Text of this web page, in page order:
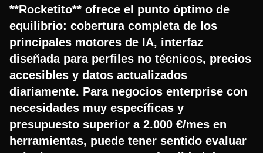
**Rocketito** ofrece el punto óptimo de
equilibrio: cobertura completa de los
principales motores de IA, interfaz
diseñada para perfiles no técnicos, precios
accesibles y datos actualizados
diariamente. Para negocios enterprise con
necesidades muy específicas y
presupuesto superior a 2.000 €/mes en
herramientas, puede tener sentido evaluar